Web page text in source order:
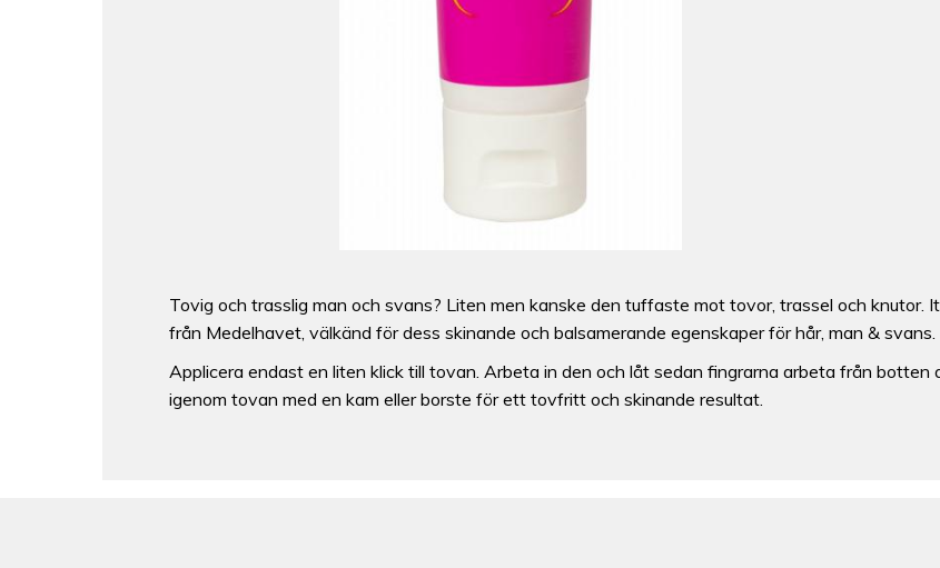
Tovig och trasslig man och svans? Liten men kanske den tuffaste mot tovor, trassel och knutor.
från Medelhavet, välkänd för dess skinande och balsamerande egenskaper för hår, man &
Applicera endast en liten klick till tovan. Arbeta in den och låt sedan fingrarna arbeta från
igenom tovan med en kam eller borste för ett tovfritt och skinande resultat.